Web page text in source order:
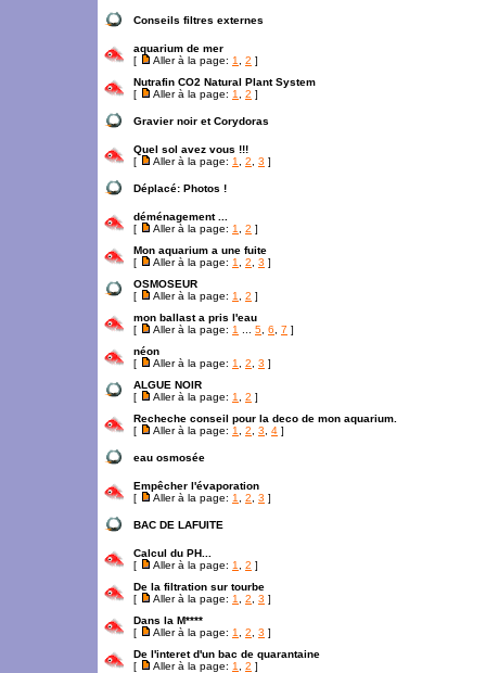
Conseils filtres externes
aquarium de mer
[
Aller à la page: 1 2 ]
Nutrafin CO2 Natural Plant System
[
Aller à la page: 1 2 ]
Gravier noir et Corydoras
Quel sol avez vous !!!
[
Aller à la page: 1 2 3 ]
Déplacé: Photos !
déménagement ...
[
Aller à la page: 1 2 ]
Mon aquarium a une fuite
[
Aller à la page: 1 2 3 ]
OSMOSEUR
[
Aller à la page: 1 2 ]
mon ballast a pris l'eau
[
Aller à la page: 1 5 6 7 ]
néon
[
Aller à la page: 1 2 3 ]
ALGUE NOIR
[
Aller à la page: 1 2 ]
Recheche conseil pour la deco de mon aquarium.
[
Aller à la page: 1 2 3 4 ]
eau osmosée
Empêcher l'évaporation
[
Aller à la page: 1 2 3 ]
BAC DE LAFUITE
Calcul du PH...
[
Aller à la page: 1 2 ]
De la filtration sur tourbe
[
Aller à la page: 1 2 3 ]
Dans la M****
[
Aller à la page: 1 2 3 ]
De l'interet d'un bac de quarantaine
[
Aller à la page: 1 2 ]